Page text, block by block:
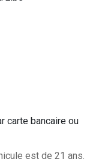
carte bancaire ou
est de 21 ans.